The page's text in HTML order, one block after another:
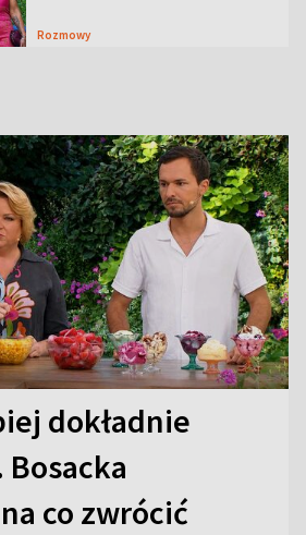
Rozmowy
dokładnie
co zwrócić